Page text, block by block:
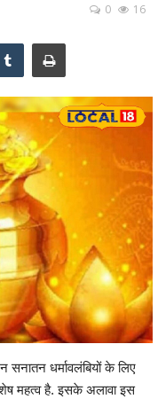
0 16
सनातन धर्मावलंबियों के लिए
महत्व है. इसके अलावा इस